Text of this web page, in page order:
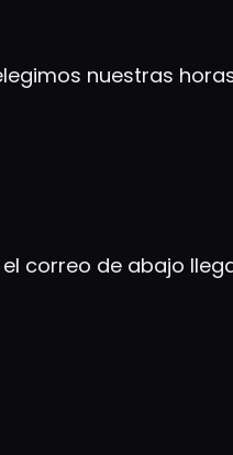
nuestras
correo de abajo